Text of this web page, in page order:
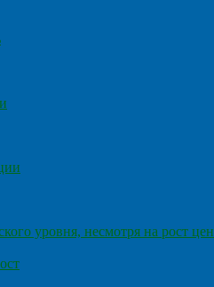
уровня, несмотря на рост цен